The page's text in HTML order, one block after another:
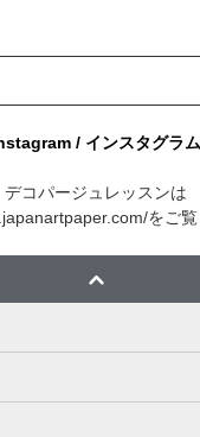
/ インスタグラム
デコパージュレッスンは
をご覧